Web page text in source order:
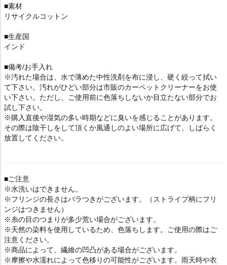
■素材
リサイクルコットン
■生産国
インド
■備考/お手入れ
※汚れた場合は、水で薄めた中性洗剤を布に浸し、硬く絞って拭い
て下さい。汚れがひどい部分は市販のカーペットクリーナーをお使
い下さい。ただし、ご使用前に色落ちしないか目立たない部分でお
試し下さい。
※購入直後や湿気の多い時期などに臭いを感じることがあります。
その際は陰干しをして頂くか風通しのよい場所に広げて、しばらく
放置してください。
■ご注意
※水洗いはできません。
※フリンジの長さはバラつきがございます。（ストライプ柄にフリ
ンジはつきません）
※糸の目のつまりが多少荒い場合がございます。
※天然の染料を使用しているため、色落ちします。ご使用の際はご
注意ください。
※商品によって、繊維の凹凸がある場合がございます。
※摩擦や水濡れによって色移りの可能性がございます。雨天時や衣